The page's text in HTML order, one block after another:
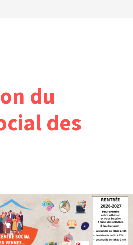
du
des